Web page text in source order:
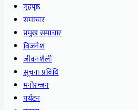
गृहपृष्ठ
समाचार
प्रमुख समाचार
विजनेश
जीवनशैली
सूचना प्रविधि
मनोरन्जन
पर्यटन